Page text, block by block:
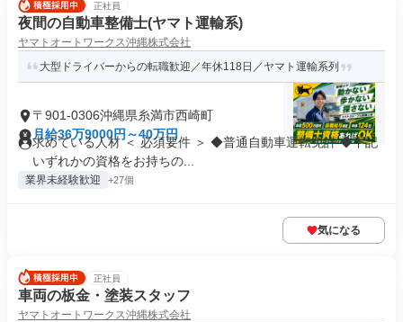
正社員
夜間の自動車整備士(ヤマト運輸系)
ヤマトオートワークス沖縄株式会社
大型ドライバーからの転職歓迎／年休118日／ヤマト運輸系列
〒901-0306沖縄県糸満市西崎町
月給36万9000円～40万円
求めている人材 ＜ 必須要件 ＞ ◆普通自動車運転免許 ◆下記
いずれかの資格をお持ちの...
業界未経験歓迎 +27個
気になる
正社員
車両の板金・塗装スタッフ
ヤマトオートワークス沖縄株式会社